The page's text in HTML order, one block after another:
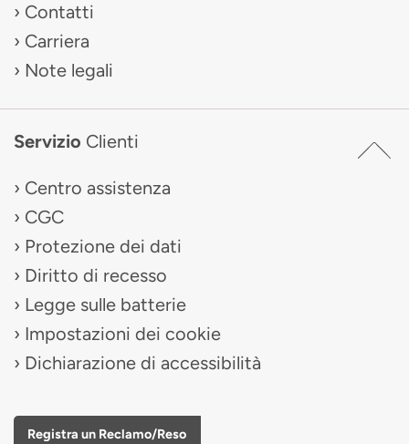
Contatti
Carriera
Note legali
Servizio Clienti
Centro assistenza
CGC
Protezione dei dati
Diritto di recesso
Legge sulle batterie
Impostazioni dei cookie
Dichiarazione di accessibilità
Registra un Reclamo/Reso